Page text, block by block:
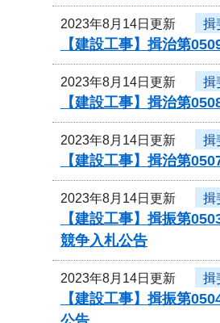
2023年8月14日更新 揖
【建設工事】揖治第
2023年8月14日更新 揖
【建設工事】揖治第
2023年8月14日更新 揖
【建設工事】揖治第
2023年8月14日更新 揖
【建設工事】揖振第
競争入札公告
2023年8月14日更新 揖
【建設工事】揖振第